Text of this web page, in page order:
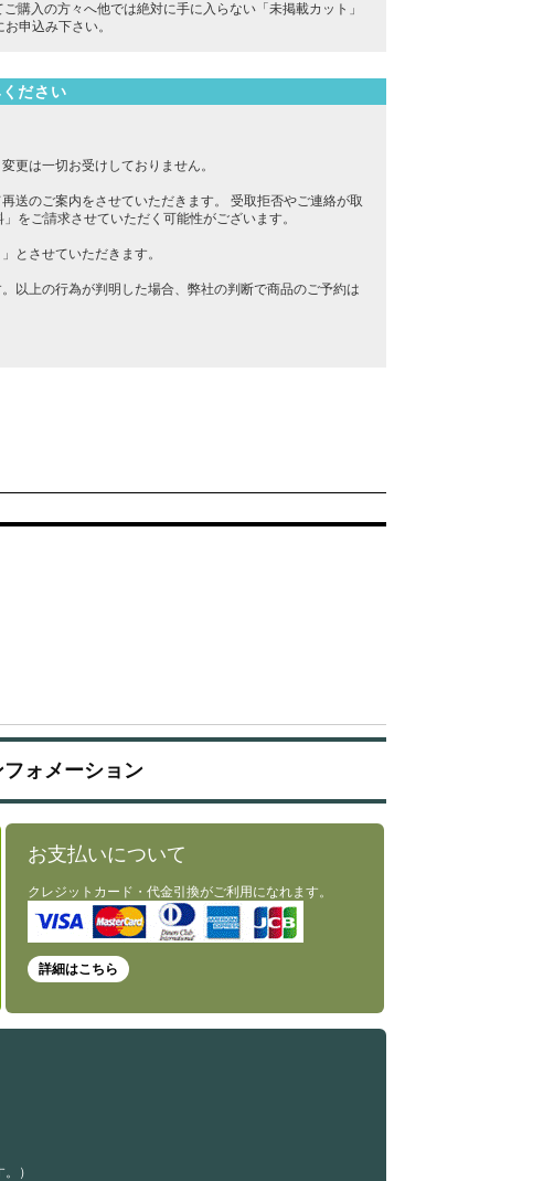
購入の方々へ他では絶対に手に入らない「未掲載カット」
申込み下さい。
ださい
更は一切お受けしておりません。
送のご案内をさせていただきます。 受取拒否やご連絡が取
をご請求させていただく可能性がございます。
とさせていただきます。
以上の行為が判明した場合、弊社の判断で商品のご予約は
ォメーション
お支払いについて
クレジットカード・代金引換がご利用になれます。
詳細はこちら
）